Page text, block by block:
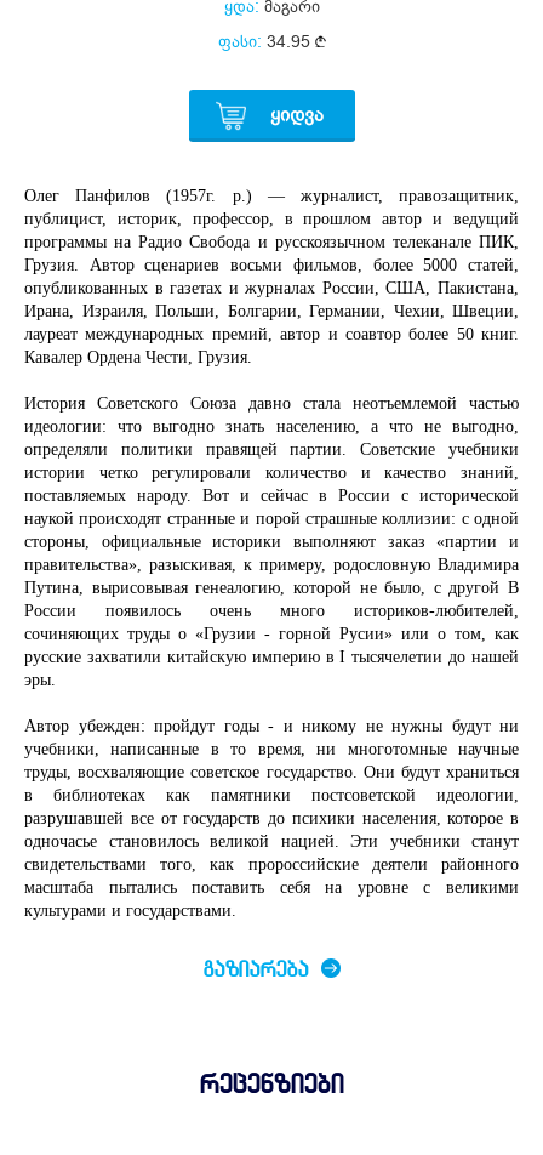
ყდა: მაგარი
ფასი: 34.95
ᲧᲘᲓᲕᲐ
Олег Панфилов (1957г. р.) — журналист, правозащитник,
публицист, историк, профессор, в прошлом автор и ведущий
программы на Радио Свобода и русскоязычном телеканале ПИК,
Грузия. Автор сценариев восьми фильмов, более 5000 статей,
опубликованных в газетах и журналах России, США, Пакистана,
Ирана, Израиля, Польши, Болгарии, Германии, Чехии, Швеции,
лауреат международных премий, автор и соавтор более 50 книг.
Кавалер Ордена Чести, Грузия.
История Советского Союза давно стала неотъемлемой частью
идеологии: что выгодно знать населению, а что не выгодно,
определяли политики правящей партии. Советские учебники
истории четко регулировали количество и качество знаний,
поставляемых народу. Вот и сейчас в России с исторической
наукой происходят странные и порой страшные коллизии: с одной
стороны, официальные историки выполняют заказ «партии и
правительства», разыскивая, к примеру, родословную Владимира
Путина, вырисовывая генеалогию, которой не было, с другой B
России появилось очень много историков-любителей,
сочиняющих труды о «Грузии - горной Русии» или о том, как
русские захватили китайскую империю в I тысячелетии до нашей
эры.
Автор убежден: пройдут годы - и никому не нужны будут ни
учебники, написанные в то время, ни многотомные научные
труды, восхваляющие советское государство. Они будут храниться
в библиотеках как памятники постсоветской идеологии,
разрушавшей все от государств до психики населения, которое в
одночасье становилось великой нацией. Эти учебники станут
свидетельствами того, как пророссийские деятели районного
масштаба пытались поставить себя на уровне с великими
культурами и государствами.
ᲒᲐᲖᲘᲐᲠᲔᲑᲐ
რეცენზიები